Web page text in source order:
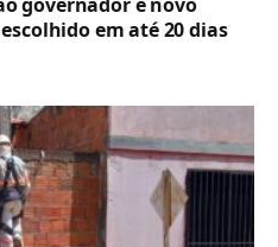
em até 20 dias